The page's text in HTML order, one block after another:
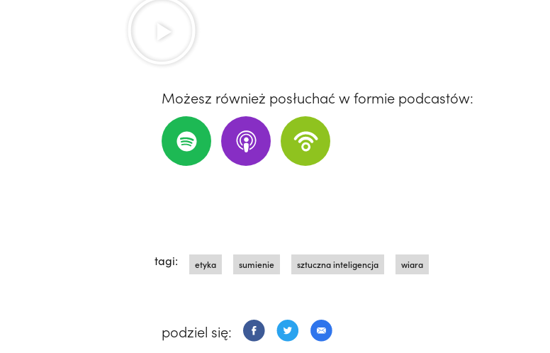
Możesz również posłuchać w formie podcastów:
tagi: etyka sumienie sztuczna inteligencja wiara
podziel się: